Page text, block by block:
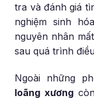
tra và đánh giá
nghiệm sinh
nguyên nhân
sau quá trình
Ngoài những
loãng xương